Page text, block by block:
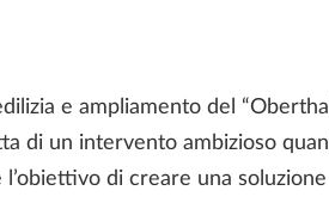
e ampliamento del
di un intervento ambizioso
di creare una